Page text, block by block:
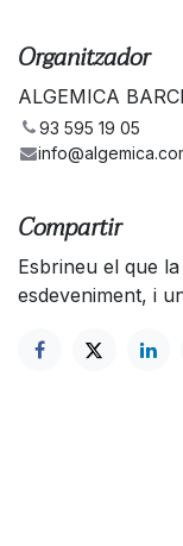
Organitzador
ALGEMICA
93 595 19 05
Compartir
Esbrineu el que
esdeveniment, i